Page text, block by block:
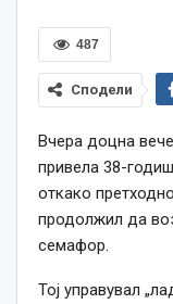
487
Сподели
Вчера доцна
привела 38-
откако
продолжил да
семафор.
Тој управувал